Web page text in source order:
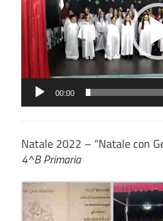
00:00
Natale 2022 – “Natale con
4^B Primaria